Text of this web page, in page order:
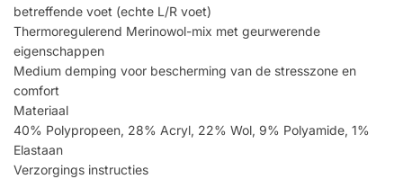
betreffende voet (echte L/R voet)
Thermoregulerend Merinowol-mix met geurwerende
eigenschappen
Medium demping voor bescherming van de stresszone en
comfort
Materiaal
40% Polypropeen, 28% Acryl, 22% Wol, 9% Polyamide, 1%
Elastaan
Verzorgings instructies